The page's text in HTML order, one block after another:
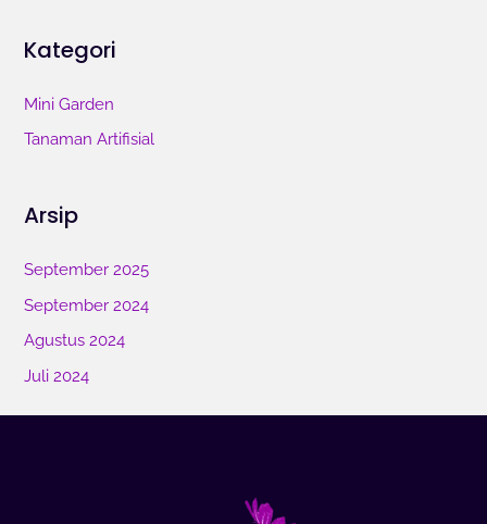
Kategori
Mini Garden
Tanaman Artifisial
Arsip
September 2025
September 2024
Agustus 2024
Juli 2024